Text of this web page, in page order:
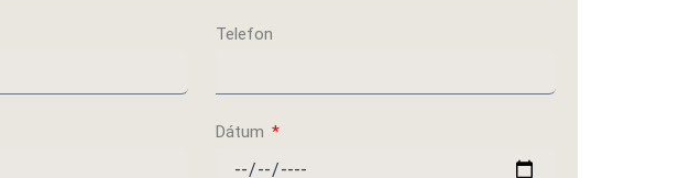
Telefon
Dátum